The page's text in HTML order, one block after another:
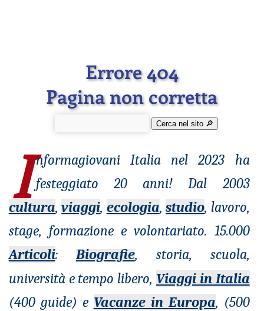
Errore 404
Pagina non corretta
Cerca nel sito 🔎︎
I nformagiovaniItalia nel 2023 ha
festeggiato 20 anni! Dal 2003
cultura,viaggi, ecologia,studio, lavoro,
stage, formazione e volontariato. 15.000
Articoli: Biografie, storia, scuola,
università e tempo libero, Viaggi in Italia
(400 guide) e Vacanze in Europa, (500